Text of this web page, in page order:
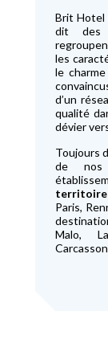
Brit Hotel
dit des
les
le
d’un
qualité
dévier
Toujours
de nos
territoire
Paris,
Malo,